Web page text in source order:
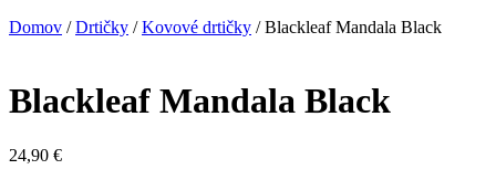
Domov /Drtičky /Kovové drtičky / Blackleaf Mandala Black
Blackleaf Mandala Black
24,90 €